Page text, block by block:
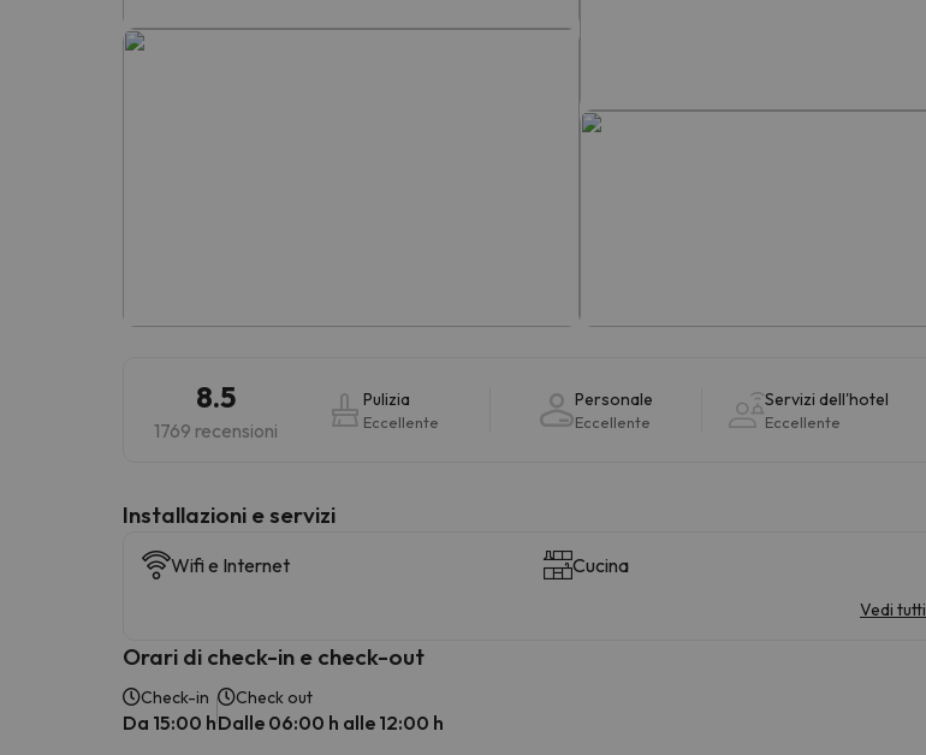
8.5
1769 recensioni
Pulizia
Eccellente
Personale
Eccellente
Servizi dell'hotel
Eccellente
Installazioni e servizi
Wifi e Internet Cucina
Vedi tutti
Orari di check-in e check-out
Check-in
Da 15:00 h
Check out
Dalle 06:00 h alle 12:00 h